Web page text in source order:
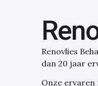
Renovlies
dan 20 jaar
Onze ervaren